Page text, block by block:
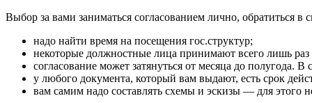
Выбор за вами заниматься согласованием лично, обратиться
надо найти время на посещения гос.структур;
некоторые должностные лица принимают всего лишь
согласование может затянуться от месяца до полугода.
у любого документа, который вам выдают, есть срок
вам самим надо составлять схемы и эскизы — для этого